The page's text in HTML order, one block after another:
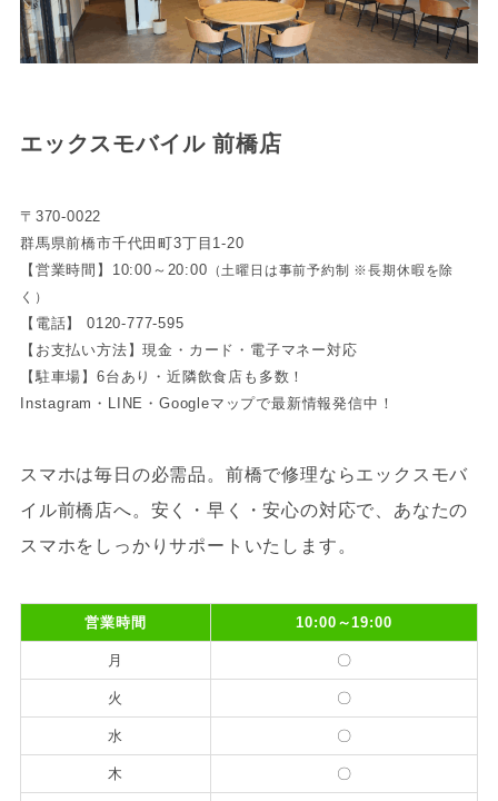
エックスモバイル 前橋店
〒370-0022
群馬県前橋市千代田町3丁目1-20
【営業時間】10:00～20:00 （土曜日は事前予約制 ※長期休暇を除
く）
【電話】 0120-777-595
【お支払い方法】現金・カード・電子マネー対応
【駐車場】6台あり・近隣飲食店も多数！
Instagram・LINE・Googleマップで最新情報発信中！
スマホは毎日の必需品。前橋で修理ならエックスモバ
イル前橋店へ。安く・早く・安心の対応で、あなたの
スマホをしっかりサポートいたします。
営業時間 10:00～19:00
月 〇
火 〇
水 〇
木 〇